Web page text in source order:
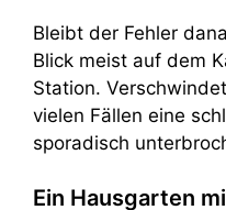
Bleibt der Fehler
Blick meist auf dem
Station.
vielen Fällen eine
sporadisch
Ein Hausgarten